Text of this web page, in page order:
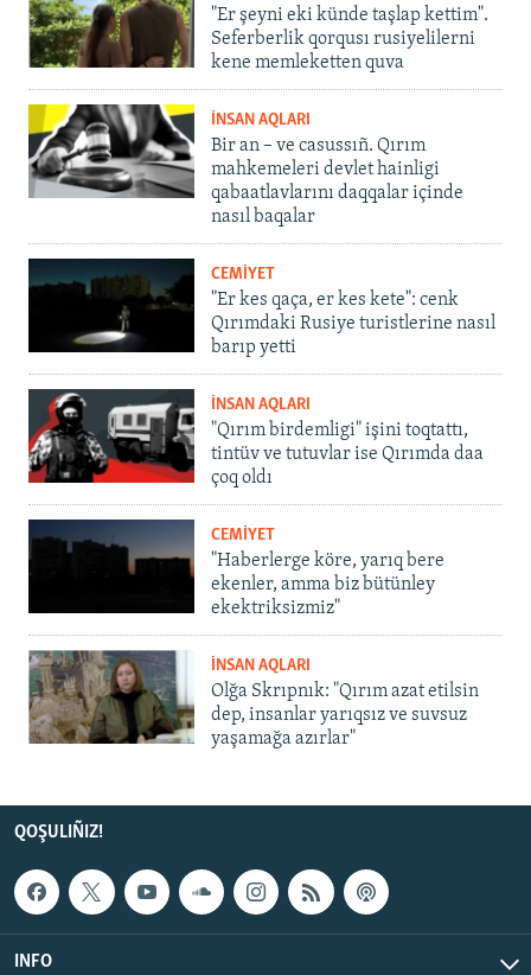
"Er şeyni eki künde taşlap kettim".
Seferberlik qorqusı rusiyelilerni
kene memleketten quva
İNSAN AQLARI
Bir an – ve casussıñ. Qırım
mahkemeleri devlet hainligi
qabaatlavlarını daqqalar içinde
nasıl baqalar
CEMİYET
"Er kes qaça, er kes kete": cenk
Qırımdaki Rusiye turistlerine nasıl
barıp yetti
İNSAN AQLARI
"Qırım birdemligi" işini toqtattı,
tintüv ve tutuvlar ise Qırımda daa
çoq oldı
CEMİYET
"Haberlerge köre, yarıq bere
ekenler, amma biz bütünley
ekektriksizmiz"
İNSAN AQLARI
Olğa Skrıpnık: "Qırım azat etilsin
dep, insanlar yarıqsız ve suvsuz
yaşamağa azırlar"
QOŞULIÑIZ!
INFO